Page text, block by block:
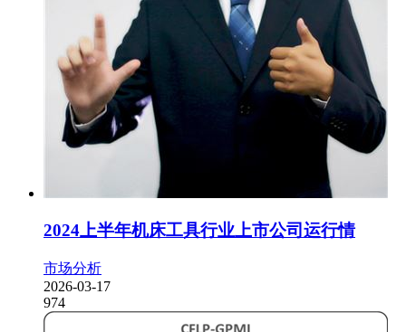
2024上半年机床工具行业上市公司运行情
市场分析
2026-03-17
974